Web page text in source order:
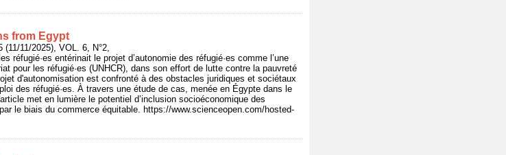
from Egypt
11/2025), VOL. 6, N°2,
réfugié·es entérinait le projet d’autonomie des réfugié·es comme l’une
pour les réfugié·es (UNHCR), dans son effort de lutte contre la pauvreté
d'autonomisation est confronté à des obstacles juridiques et sociétaux
des réfugié·es. À travers une étude de cas, menée en Égypte dans le
met en lumière le potentiel d’inclusion socioéconomique des
le biais du commerce équitable. https://www.scienceopen.com/hosted-